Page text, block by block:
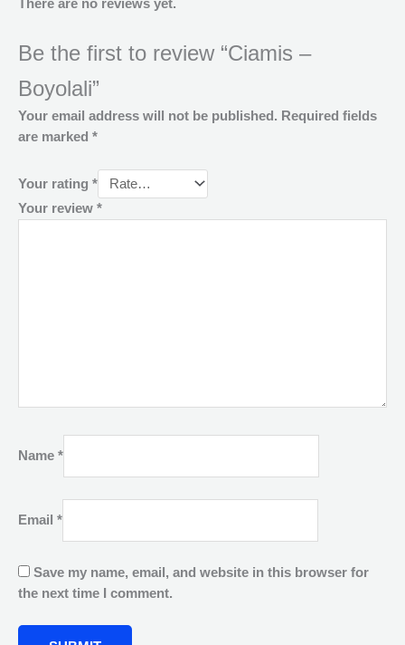
There are no reviews yet.
Be the first to review “Ciamis –
Boyolali”
Your email address will not be published. Required fields
are marked *
Your rating *
Your review *
Name *
Email *
Save my name, email, and website in this browser for
the next time I comment.